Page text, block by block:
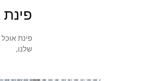
פינת
שלנו,